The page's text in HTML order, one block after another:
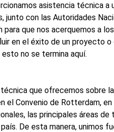
asistencia técnica a
junto con las Autoridades
para que nos acerquemos a
en el éxito de un proyecto
no se termina aquí.
que ofrecemos sobre
el Convenio de Rotterdam,
las principales áreas
De esta manera, unimos